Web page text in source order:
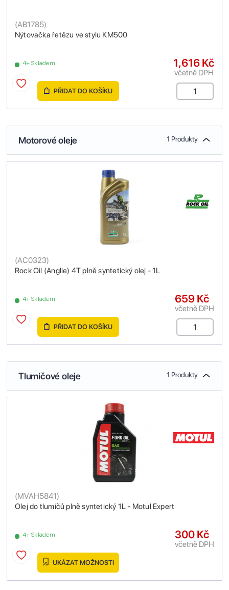
Nýtovačka řetězu ve stylu KM500
(AB1785)
4+ Skladem 1,616 Kč
včetně DPH
PŘIDAT DO KOŠÍKU
Motorové oleje 1 Produkty
Rock Oil (Anglie) 4T plně syntetický olej - 1L
(AC0323)
4+ Skladem 659 Kč
včetně DPH
PŘIDAT DO KOŠÍKU
Tlumičové oleje 1 Produkty
Olej do tlumičů plně syntetický 1L - Motul Expert
(MVAH5841)
4+ Skladem 300 Kč
včetně DPH
UKÁZAT MOŽNOSTI